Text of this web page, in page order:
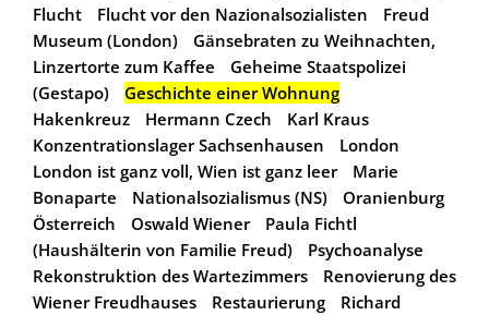
Flucht
Flucht vor den Nazionalsozialisten
Freud
Museum (London)
Gänsebraten zu Weihnachten,
Linzertorte zum Kaffee
Geheime Staatspolizei
(Gestapo)
Geschichte einer Wohnung
Hakenkreuz
Hermann Czech
Karl Kraus
Konzentrationslager Sachsenhausen
London
London ist ganz voll, Wien ist ganz leer
Marie
Bonaparte
Nationalsozialismus (NS)
Oranienburg
Österreich
Oswald Wiener
Paula Fichtl
(Haushälterin von Familie Freud)
Psychoanalyse
Rekonstruktion des Wartezimmers
Renovierung des
Wiener Freudhauses
Restaurierung
Richard